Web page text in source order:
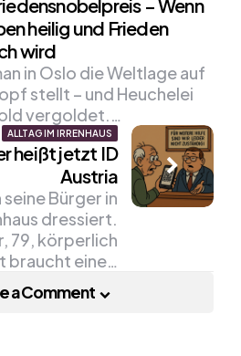
– Wenn
heilig und Frieden
wird
in Oslo die Weltlage auf
stellt – und Heuchelei
vergoldet.…
ALLTAG IM IRRENHAUS
heißt jetzt ID
Austria
Bürger in
dressiert.
79, körperlich
braucht eine…
a Comment